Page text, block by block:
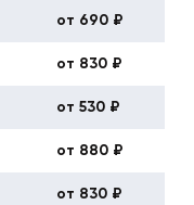
от 690 ₽
от 830 ₽
от 530 ₽
от 880 ₽
от 830 ₽